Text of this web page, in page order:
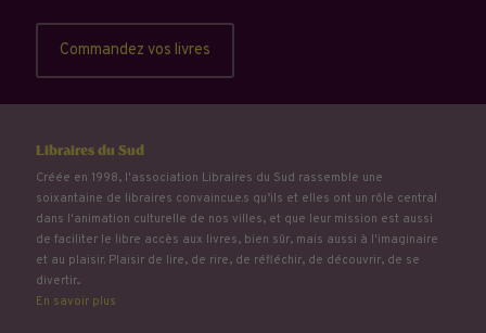
Commandez vos livres
Libraires du Sud
Créée en 1998, l'association Libraires du Sud rassemble une
soixantaine de libraires convaincu.e.s qu’ils et elles ont un rôle central
dans l'animation culturelle de nos villes, et que leur mission est aussi
de faciliter le libre accès aux livres, bien sûr, mais aussi à l'imaginaire
et au plaisir. Plaisir de lire, de rire, de réfléchir, de découvrir, de se
divertir...
En savoir plus